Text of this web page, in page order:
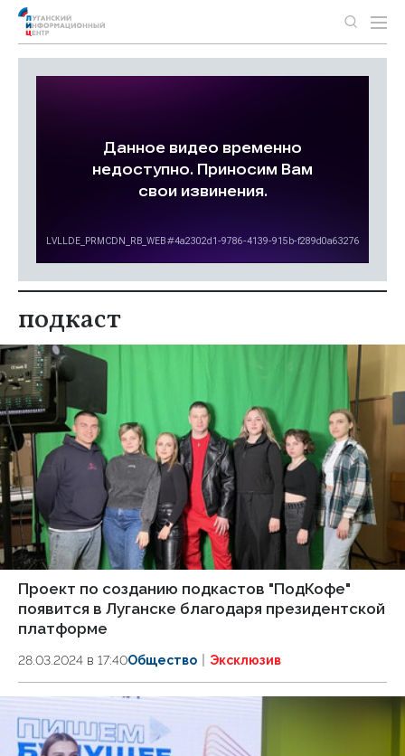
подкаст
Проект по созданию подкастов "ПодКофе"
появится в Луганске благодаря президентской
платформе
28.03.2024 в 17:40Общество Эксклюзив